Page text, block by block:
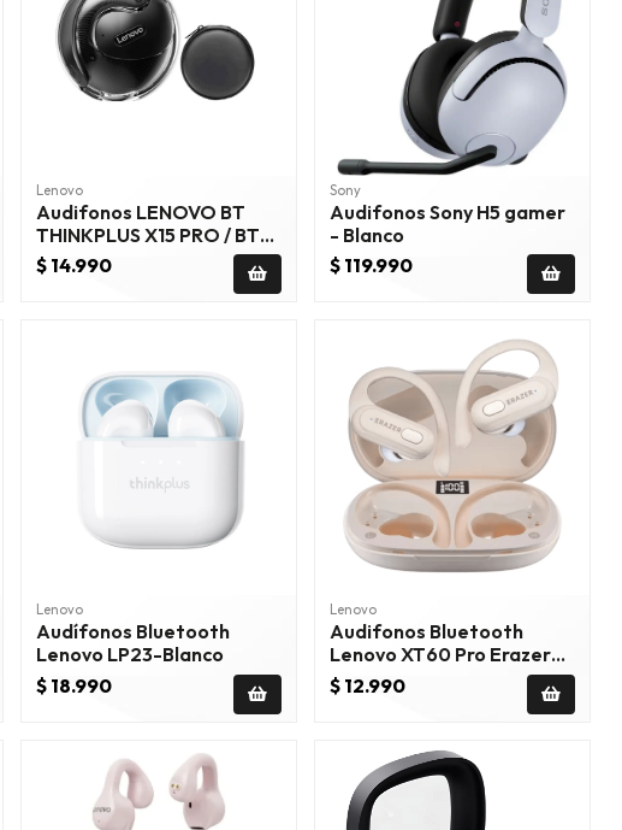
Lenovo
Audifonos LENOVO BT
THINKPLUS X15 PRO / BT
5.4 Negro
$ 14.990
Sony
Audifonos Sony H5 gamer
- Blanco
$ 119.990
Lenovo
Audífonos Bluetooth
Lenovo LP23-Blanco
$ 18.990
Lenovo
Audifonos Bluetooth
Lenovo XT60 Pro Erazer
Launch 2025 Beige
$ 12.990